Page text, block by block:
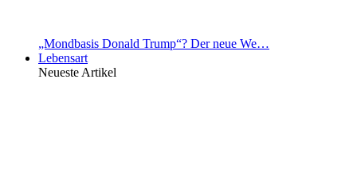
„Mondbasis Donald Trump“? Der neue We…
Lebensart
Neueste Artikel